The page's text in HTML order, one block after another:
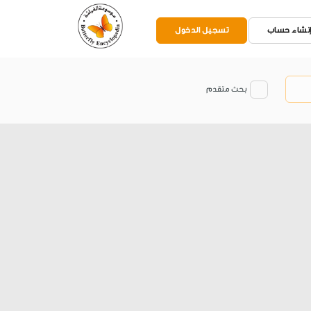
إنشاء حساب تسجيل الدخول
بحث متقدم